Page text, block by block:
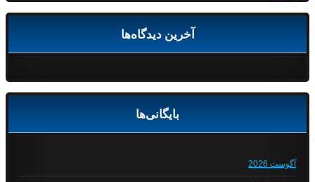
آخرین دیدگاه‌ها
بایگانی‌ها
آگوست 2026